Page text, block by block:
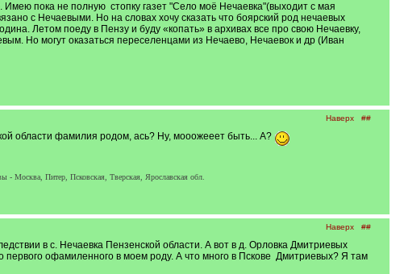
пока не полную стопку газет "Село моё Нечаевка"(выходит с мая
с Нечаевыми. Но на словах хочу сказать что боярский род нечаевых
Летом поеду в Пензу и буду «копать» в архивах все про свою Нечаевку,
Но могут оказаться переселенцами из Нечаево, Нечаевок и др (Иван
Наверх ##
области фамилия родом, ась? Ну, мооожееет быть... А?
Питер, Псковская, Тверская, Ярославская обл.
Наверх ##
в с. Нечаевка Пензенской области. А вот в д. Орловка Дмитриевых
офамиленного в моем роду. А что много в Пскове Дмитриевых? Я там